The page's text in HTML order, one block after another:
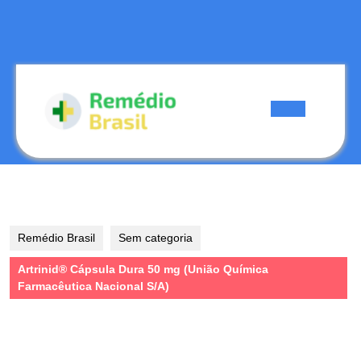
Remédio Brasil Sem categoria
Artrinid® Cápsula Dura 50 mg (União Química
Farmacêutica Nacional S/A)